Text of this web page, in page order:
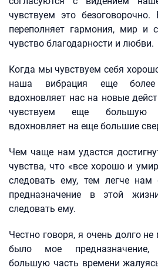
чувствуем это
переполняет гармония, мир и
чувство благодарности и любви.
Когда мы чувствуем себя
наша вибрация еще более
вдохновляет нас на новые
чувствуем еще большую
вдохновляет на еще большие
Чем чаще нам удастся
чувства, что «все хорошо и
следовать ему, тем легче нам
предназначение в этой
следовать ему.
Честно говоря, я очень долго
было мое предназначение,
большую часть времени